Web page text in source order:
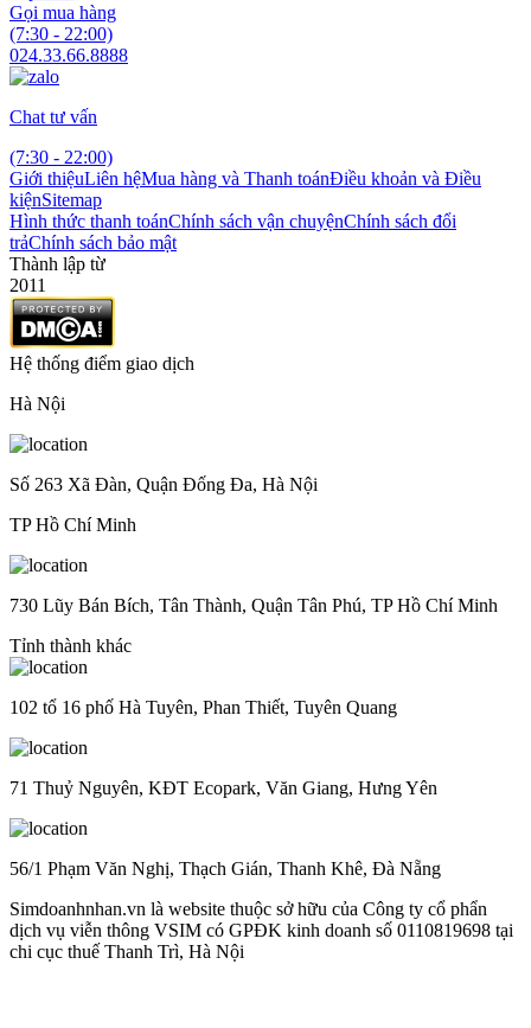
Gọi mua hàng
(7:30 - 22:00)
024.33.66.8888
Chat tư vấn
(7:30 - 22:00)
Giới thiệuLiên hệMua hàng và Thanh toánĐiều khoản và Điều
kiệnSitemap
Hình thức thanh toánChính sách vận chuyệnChính sách đổi
trảChính sách bảo mật
Thành lập từ
2011
Hệ thống điểm giao dịch
Hà Nội
Số 263 Xã Đàn, Quận Đống Đa, Hà Nội
TP Hồ Chí Minh
730 Lũy Bán Bích, Tân Thành, Quận Tân Phú, TP Hồ Chí Minh
Tỉnh thành khác
102 tổ 16 phố Hà Tuyên, Phan Thiết, Tuyên Quang
71 Thuỷ Nguyên, KĐT Ecopark, Văn Giang, Hưng Yên
56/1 Phạm Văn Nghị, Thạch Gián, Thanh Khê, Đà Nẵng
Simdoanhnhan.vn là website thuộc sở hữu của Công ty cổ phẩn
dịch vụ viễn thông VSIM có GPĐK kinh doanh số 0110819698 tại
chi cục thuế Thanh Trì, Hà Nội